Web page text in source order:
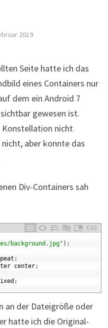
2019
Seite hatte ich das
eines Containers nur
dem ein Android 7
gewesen ist.
Konstellation nicht
aber konnte das
Div-Containers sah
CSS
background.jpg" ) ;
;
center;
;
an der Dateigröße oder
hatte ich die Original-